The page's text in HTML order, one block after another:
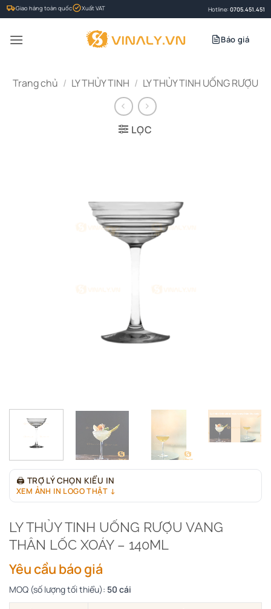
Bỏ
qua
nội
Giao hàng toàn quốc Xuất VAT Hotline: 0705.451.451
Báo giá
Trang chủ / LY THỦY TINH / LY THỦY TINH UỐNG RƯỢU
LỌC
🖨 TRỢ LÝ CHỌN KIỂU IN
XEM ẢNH IN LOGO THẬT ↓
LY THỦY TINH UỐNG RƯỢU VANG
THÂN LỐC XOÁY – 140ML
Yêu cầu báo giá
MOQ (số lượng tối thiểu): 50 cái